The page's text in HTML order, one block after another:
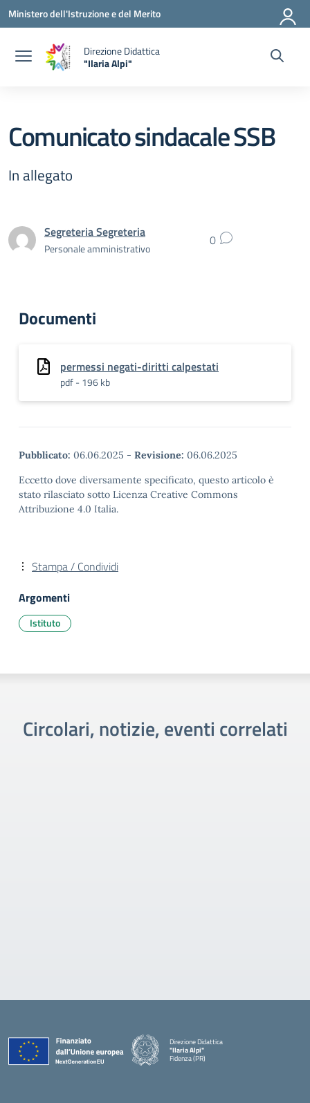
Vai ai contenuti
Vai al menu di navigazione
Vai al footer
Ministero dell'Istruzione e del Merito
Direzione Didattica
"Ilaria Alpi"
Comunicato sindacale SSB
In allegato
Segreteria Segreteria
Personale amministrativo 0
Documenti
permessi negati-diritti calpestati
pdf - 196 kb
Pubblicato: 06.06.2025 - Revisione: 06.06.2025
Eccetto dove diversamente specificato, questo articolo è
stato rilasciato sotto Licenza Creative Commons
Attribuzione 4.0 Italia.
Stampa / Condividi
Argomenti
Istituto
Circolari, notizie, eventi correlati
Direzione Didattica
"Ilaria Alpi"
Fidenza (PR)